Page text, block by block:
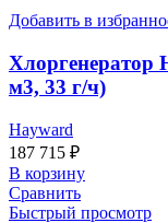
Добавить в
Хлоргенератор
м3, 33 г/ч)
Hayward
187 715 ₽
В корзину
Сравнить
Быстрый просмотр